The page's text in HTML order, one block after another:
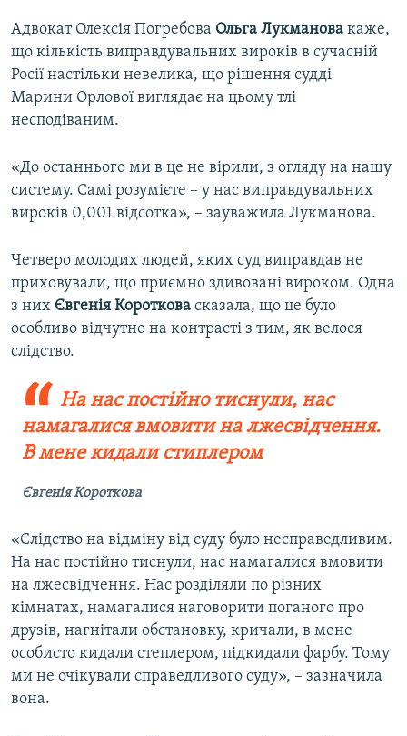
Адвокат Олексія Погребова Ольга Лукманова каже,
що кількість виправдувальних вироків в сучасній
Росії настільки невелика, що рішення судді
Марини Орлової виглядає на цьому тлі
несподіваним.
«До останнього ми в це не вірили, з огляду на нашу
систему. Самі розумієте – у нас виправдувальних
вироків 0,001 відсотка», – зауважила Лукманова.
Четверо молодих людей, яких суд виправдав не
приховували, що приємно здивовані вироком. Одна
з них Євгенія Короткова сказала, що це було
особливо відчутно на контрасті з тим, як велося
слідство.
На нас постійно тиснули, нас
намагалися вмовити на лжесвідчення.
В мене кидали стиплером
Євгенія Короткова
«Слідство на відміну від суду було несправедливим.
На нас постійно тиснули, нас намагалися вмовити
на лжесвідчення. Нас розділяли по різних
кімнатах, намагалися наговорити поганого про
друзів, нагнітали обстановку, кричали, в мене
особисто кидали степлером, підкидали фарбу. Тому
ми не очікували справедливого суду», – зазначила
вона.